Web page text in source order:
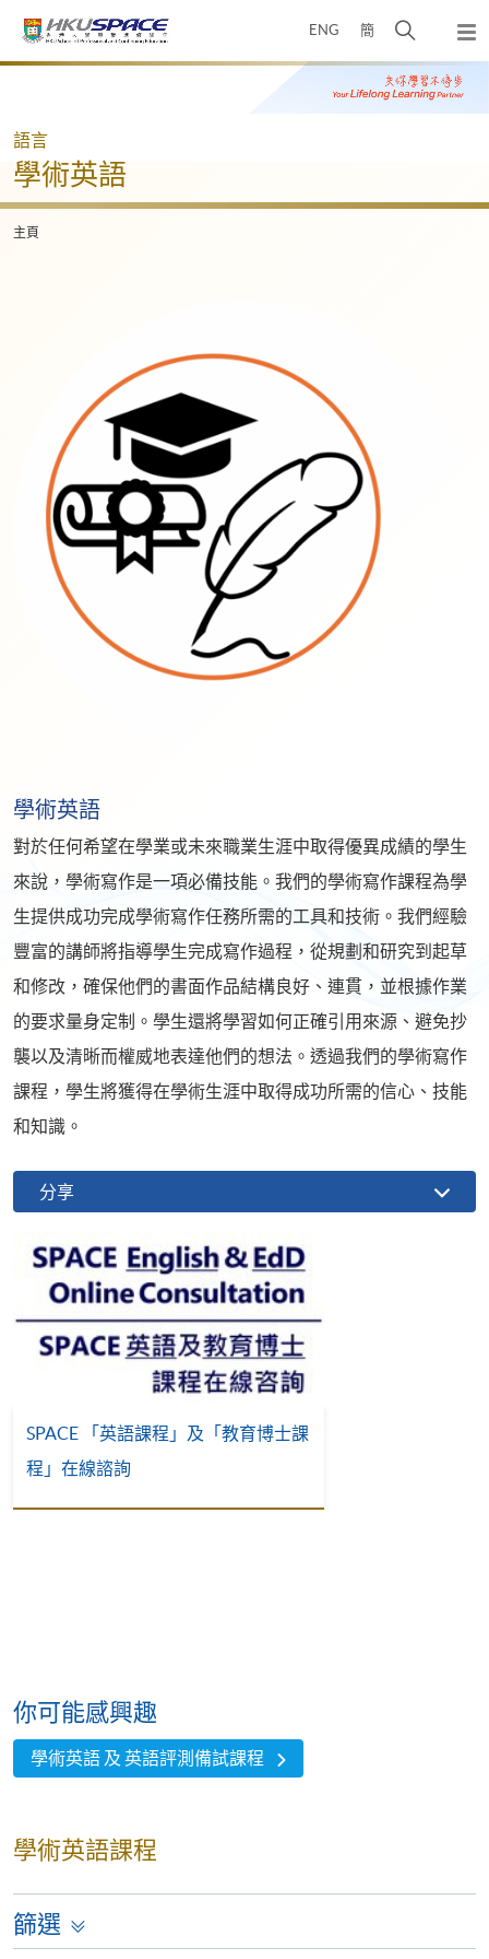
ENG 簡
開
搜
尋
彈
出
主
Main
語言
學術英語
主頁
學術英語
對於任何希望在學業或未來職業生涯中取得優異成績的學生
來說，學術寫作是一項必備技能。我們的學術寫作課程為學
生提供成功完成學術寫作任務所需的工具和技術。我們經驗
豐富的講師將指導學生完成寫作過程，從規劃和研究到起草
和修改，確保他們的書面作品結構良好、連貫，並根據作業
的要求量身定制。學生還將學習如何正確引用來源、避免抄
襲以及清晰而權威地表達他們的想法。透過我們的學術寫作
課程，學生將獲得在學術生涯中取得成功所需的信心、技能
和知識。
分享
SPACE 「英語課程」及「教育博士課
程」在線諮詢
你可能感興趣
學術英語 及 英語評測備試課程
學術英語課程
篩選